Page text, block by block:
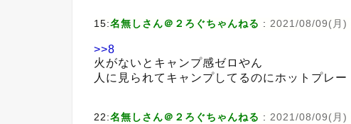
15:名無しさん＠２ろぐちゃんねる : 2021/08/09(月)
>>8
火がないとキャンプ感ゼロやん
人に見られてキャンプしてるのにホットプレ
22:名無しさん＠２ろぐちゃんねる : 2021/08/09(月